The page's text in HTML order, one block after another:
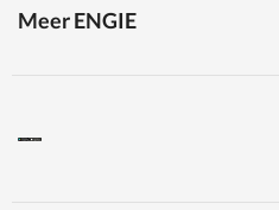
Meer ENGIE